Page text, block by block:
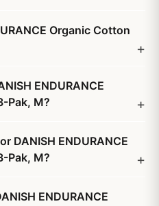
Organic Cotton
ENDURANCE
Pak, M?
DANISH ENDURANCE
Pak, M?
ENDURANCE